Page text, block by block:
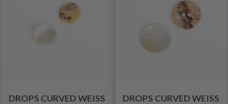
DROPS CURVED WEISS 1
DROPS CURVED WEISS 2